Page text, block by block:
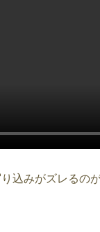
込みがズレるの